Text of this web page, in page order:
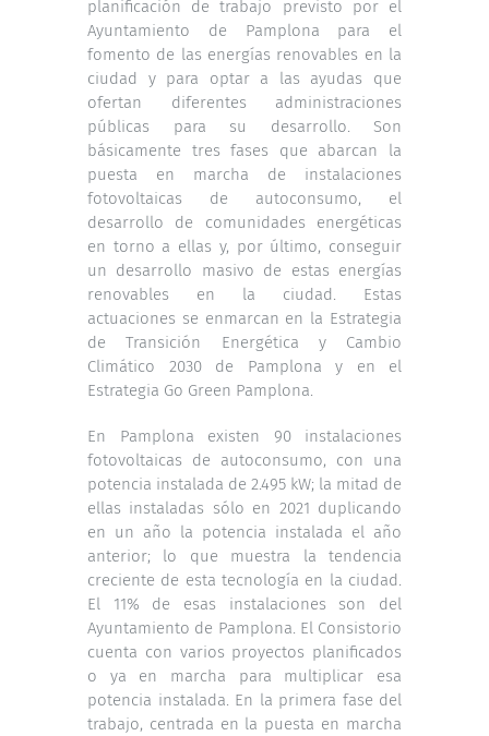
planificación de trabajo previsto por el
Ayuntamiento de Pamplona para el
fomento de las energías renovables en la
ciudad y para optar a las ayudas que
ofertan diferentes administraciones
públicas para su desarrollo. Son
básicamente tres fases que abarcan la
puesta en marcha de instalaciones
fotovoltaicas de autoconsumo, el
desarrollo de comunidades energéticas
en torno a ellas y, por último, conseguir
un desarrollo masivo de estas energías
renovables en la ciudad. Estas
actuaciones se enmarcan en la Estrategia
de Transición Energética y Cambio
Climático 2030 de Pamplona y en el
Estrategia Go Green Pamplona.
En Pamplona existen 90 instalaciones
fotovoltaicas de autoconsumo, con una
potencia instalada de 2.495 kW; la mitad de
ellas instaladas sólo en 2021 duplicando
en un año la potencia instalada el año
anterior; lo que muestra la tendencia
creciente de esta tecnología en la ciudad.
El 11% de esas instalaciones son del
Ayuntamiento de Pamplona. El Consistorio
cuenta con varios proyectos planificados
o ya en marcha para multiplicar esa
potencia instalada. En la primera fase del
trabajo, centrada en la puesta en marcha